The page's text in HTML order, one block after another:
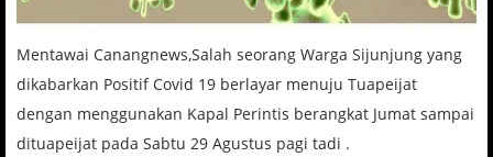
Mentawai Canangnews,Salah seorang Warga Sijunjung yang
dikabarkan Positif Covid 19 berlayar menuju Tuapeijat
dengan menggunakan Kapal Perintis berangkat Jumat sampai
dituapeijat pada Sabtu 29 Agustus pagi tadi .